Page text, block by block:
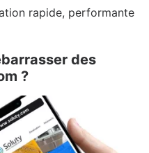
rapide, performante
des
?